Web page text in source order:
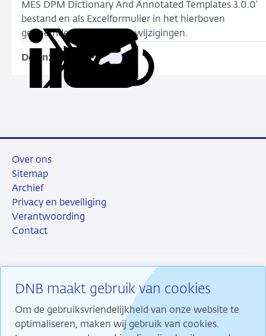
MES DPM Dictionary And Annotated Templates 3.0.0’
bestand en als Excelformulier in het hierboven
genoemde overzicht met wijzigingen.
Delen:
Deel
via
DeelDeelKopieer
DNB maakt gebruik van cookies
Om de gebruiksvriendelijkheid van onze website te
optimaliseren, maken wij gebruik van cookies.
Over ons
Sitemap
Archief
Privacy en beveiliging
Verantwoording
Contact
RSS InstagramLinkedin
X